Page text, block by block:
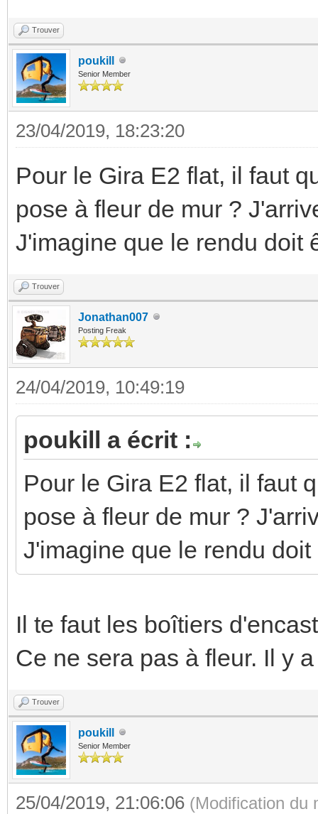
Trouver
poukill
Senior Member
23/04/2019, 18:23:20
Pour le Gira E2 flat, il faut
pose à fleur de mur ?
J'imagine que le rendu doit
Trouver
Jonathan007
Posting Freak
24/04/2019, 10:49:19
poukill a écrit :
Pour le Gira E2 flat, il faut
pose à fleur de mur ?
J'imagine que le rendu doit
Il te faut les boîtiers
Ce ne sera pas à fleur. Il y
Trouver
poukill
Senior Member
25/04/2019, 21:06:06 (Modification du